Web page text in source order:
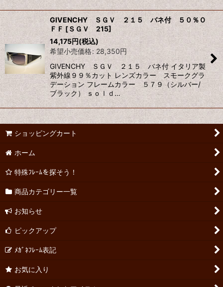
GIVENCHY ＳＧＶ ２１５ バネ付 ５０％Ｏ
ＦＦ [ＳＧＶ 215]
14,175円(税込)
希望小売価格: 28,350円
GIVENCHY ＳＧＶ ２１５ バネ付 イタリア製
紫外線９９％カット レンズカラー スモークグラ
デーション フレームカラー ５７９（シルバー/
ブラック） ｓｏｌｄ…
ショッピングカート
ホーム
特殊ﾌﾚｰﾑを探そう！
商品カテゴリー一覧
お知らせ
ピックアップ
ﾒｶﾞﾈﾌﾚｰﾑ表記
お気に入り